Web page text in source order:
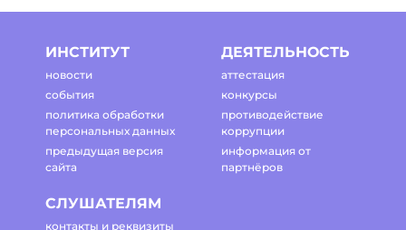
ИНСТИТУТ
новости
события
политика обработки
персональных данных
предыдущая версия
сайта
ДЕЯТЕЛЬНОСТЬ
аттестация
конкурсы
противодействие
коррупции
информация от
партнёров
СЛУШАТЕЛЯМ
контакты и реквизиты